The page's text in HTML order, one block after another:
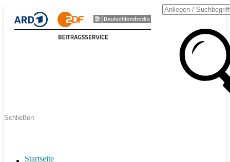
Schließen
Startseite